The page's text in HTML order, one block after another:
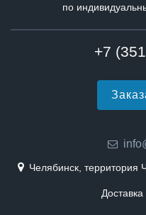
по
+7
Челябинск, территория